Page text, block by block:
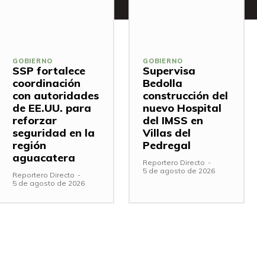
GOBIERNO
SSP fortalece
coordinación
con autoridades
de EE.UU. para
reforzar
seguridad en la
región
aguacatera
Reportero Directo -
5 de agosto de 2026
GOBIERNO
Supervisa
Bedolla
construcción del
nuevo Hospital
del IMSS en
Villas del
Pedregal
Reportero Directo -
5 de agosto de 2026